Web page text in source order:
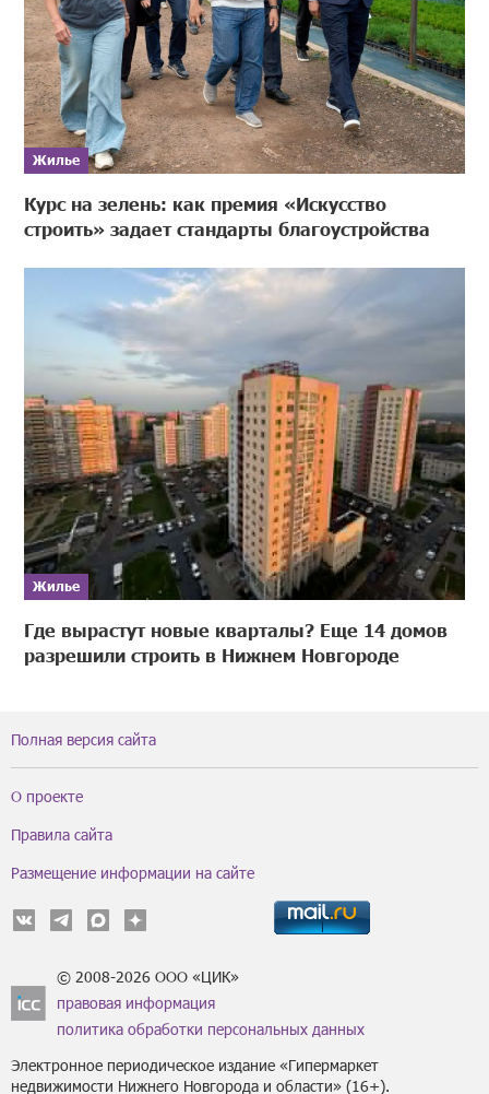
Жилье
Курс на зелень: как премия «Искусство
строить» задает стандарты благоустройства
Жилье
Где вырастут новые кварталы? Еще 14 домов
разрешили строить в Нижнем Новгороде
Полная версия сайта
О проекте
Правила сайта
Размещение информации на сайте
© 2008-2026 ООО «ЦИК»
правовая информация
политика обработки персональных данных
Электронное периодическое издание «Гипермаркет
недвижимости Нижнего Новгорода и области» (16+).